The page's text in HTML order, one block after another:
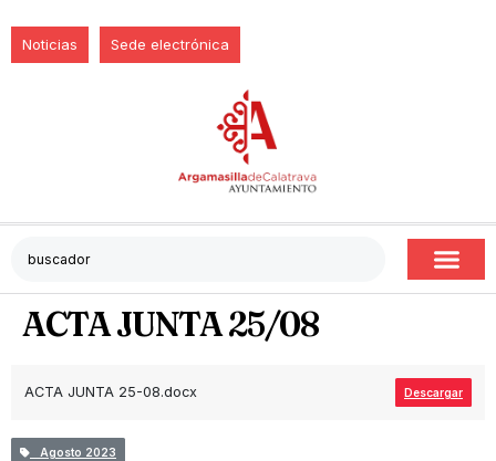
Noticias Sede electrónica
ACTA JUNTA 25/08
ACTA JUNTA 25-08.docx Descargar
Agosto 2023